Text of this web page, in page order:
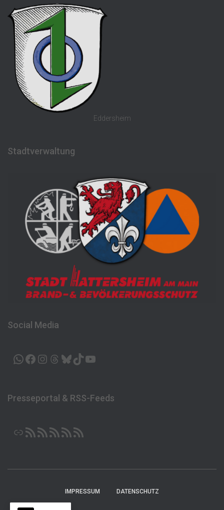
Eddersheim
Stadtverwaltung
Social Media
WHATSAPP FACEBOOK INSTAGRAM THREADS BLUESKY TIKTOK
Presseportal & RSS-Feeds
LINK RSS-FEED RSS-FEED RSS-FEED RSS-FEED
IMPRESSUM DATENSCHUTZ